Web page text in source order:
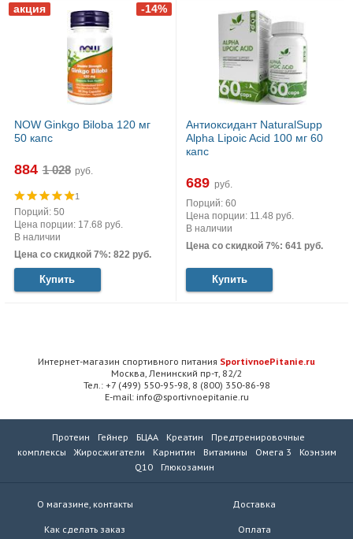
NOW Ginkgo Biloba 120 мг
50 капс
884 руб.
1
Порций: 50
Цена порции: 17.68 руб.
В наличии
Цена со скидкой 7%: 822 руб.
Купить
Антиоксидант NaturalSupp
Alpha Lipoic Acid 100 мг 60
капс
689 руб.
Порций: 60
Цена порции: 11.48 руб.
В наличии
Цена со скидкой 7%: 641 руб.
Купить
Интернет-магазин спортивного питания SportivnoePitanie.ru
Москва, Ленинский пр-т, 82/2
Тел.: +7 (499) 550-95-98, 8 (800) 350-86-98
E-mail: info@sportivnoepitanie.ru
Протеин Гейнер БЦАА Креатин
Предтренировочные
комплексы
Жиросжигатели Карнитин Витамины Омега 3
Коэнзим
Q10
Глюкозамин
О магазине, контакты
Как сделать заказ
Доставка
Оплата